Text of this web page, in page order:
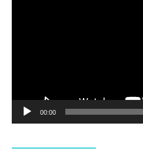
00:00